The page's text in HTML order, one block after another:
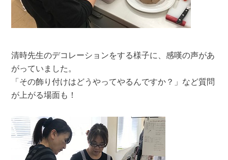
清時先生のデコレーションをする様子に、感嘆の声があ
がっていました。
「その飾り付けはどうやってやるんですか？」など質問
が上がる場面も！